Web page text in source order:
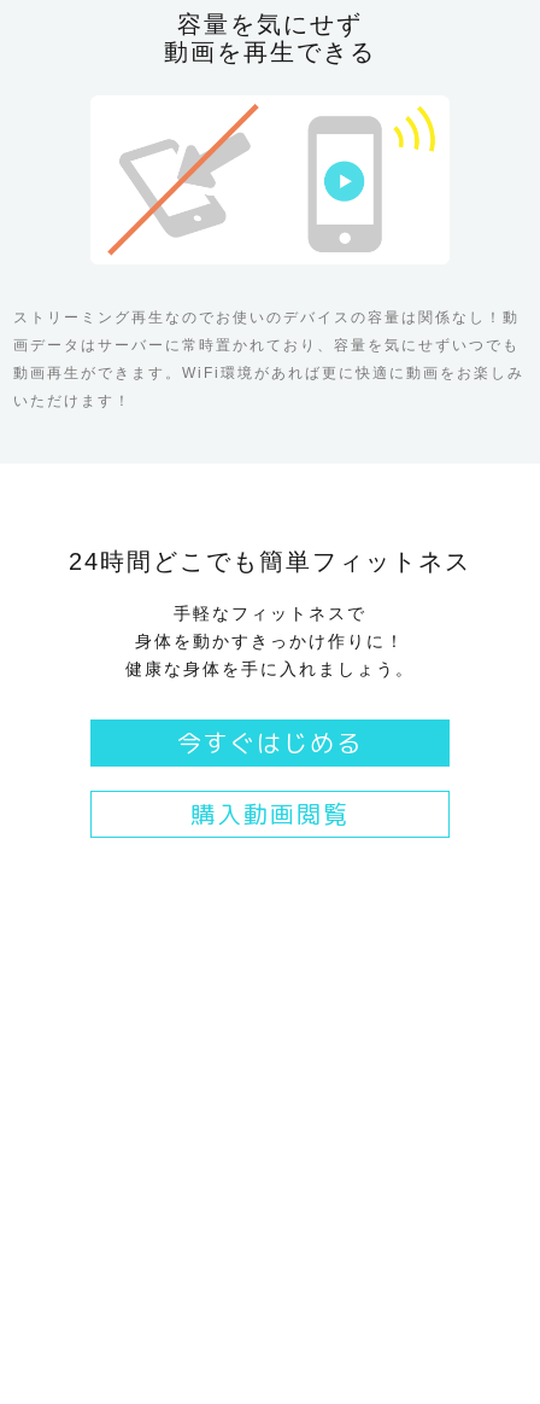
容量を気にせず
動画を再生できる
ストリーミング再生なのでお使いのデバイスの容量は関係なし！動
画データはサーバーに常時置かれており、容量を気にせずいつでも
動画再生ができます。WiFi環境があれば更に快適に動画をお楽しみ
いただけます！
24時間どこでも簡単フィットネス
手軽なフィットネスで
身体を動かすきっかけ作りに！
健康な身体を手に入れましょう。
今すぐはじめる
購入動画閲覧